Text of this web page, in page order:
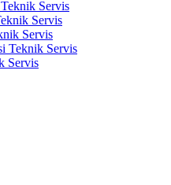
Servis
Servis
Servis
Teknik Servis
Servis